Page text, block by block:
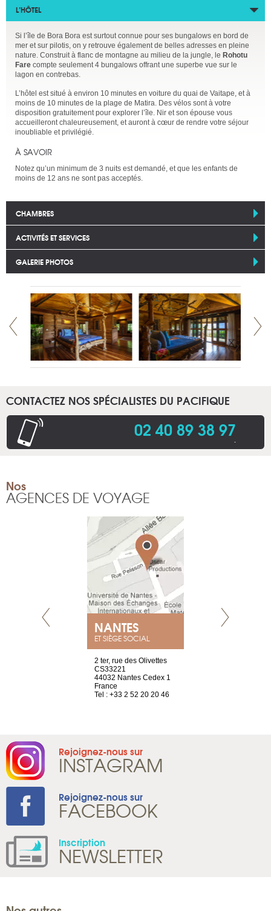
L’HÔTEL
Si l’île de Bora Bora est surtout connue pour ses bungalows en bord de
mer et sur pilotis, on y retrouve également de belles adresses en pleine
nature. Construit à flanc de montagne au milieu de la jungle, le Rohotu
Fare compte seulement 4 bungalows offrant une superbe vue sur le
lagon en contrebas.
L’hôtel est situé à environ 10 minutes en voiture du quai de Vaitape, et à
moins de 10 minutes de la plage de Matira. Des vélos sont à votre
disposition gratuitement pour explorer l’île. Nir et son épouse vous
accueilleront chaleureusement, et auront à cœur de rendre votre séjour
inoubliable et privilégié.
À SAVOIR
Notez qu’un minimum de 3 nuits est demandé, et que les enfants de
moins de 12 ans ne sont pas acceptés.
CHAMBRES
ACTIVITÉS ET SERVICES
GALERIE PHOTOS
CONTACTEZ NOS SPÉCIALISTES DU PACIFIQUE
02 40 89 38 97.
Nos
AGENCES DE VOYAGE
NANTES
ET SIÈGE SOCIAL
2 ter, rue des Olivettes
CS33221
44032 Nantes Cedex 1
France
Tel : +33 2 52 20 20 46
Rejoignez-nous sur
INSTAGRAM
Rejoignez-nous sur
FACEBOOK
Inscription
NEWSLETTER